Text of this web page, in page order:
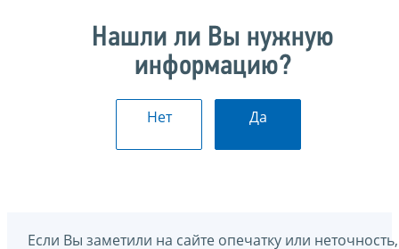
Нашли ли Вы нужную
информацию?
Нет Да
Если Вы заметили на сайте опечатку или неточность,